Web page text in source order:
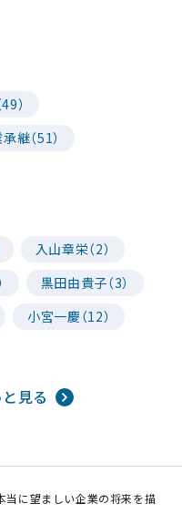
）
継（51）
入山章栄（2）
黒田由貴子（3）
小宮一慶（12）
見る
当に望ましい企業の将来を描